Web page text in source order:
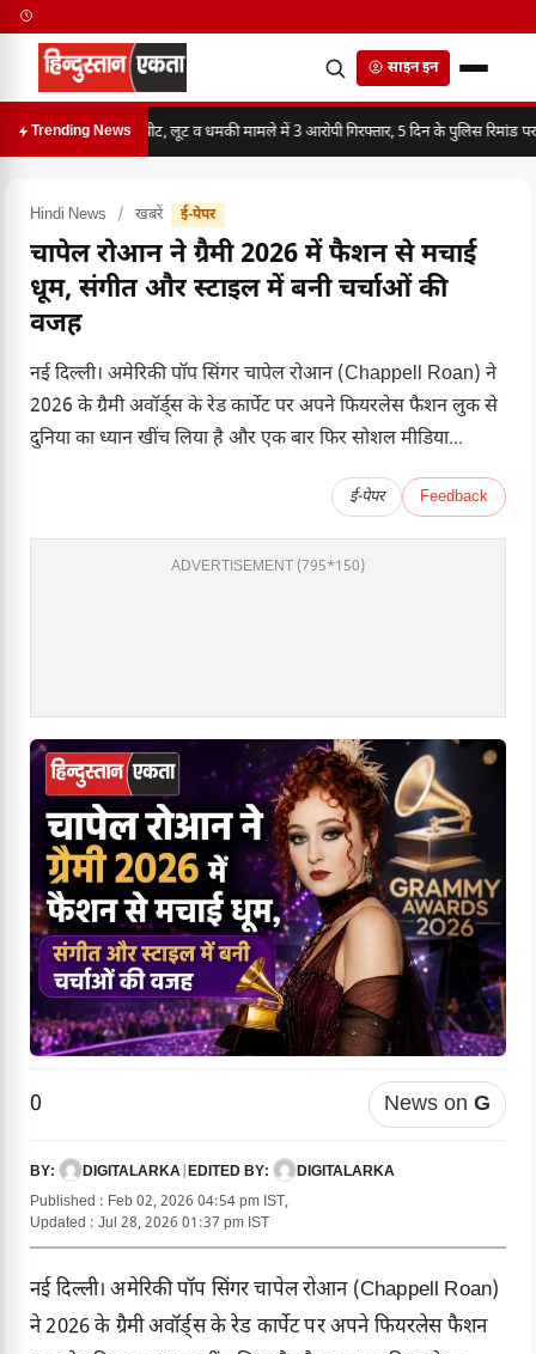
साइन इन
Trending Newsमारपीट, लूट व धमकी मामले में 3 आरोपी गिरफ्तार, 5 दिन के पुलिस रिमांड पर
Hindi News / खबरें ई-पेपर
चापेल रोआन ने ग्रैमी 2026 में फैशन से मचाई
धूम, संगीत और स्टाइल में बनी चर्चाओं की
वजह
नई दिल्ली। अमेरिकी पॉप सिंगर चापेल रोआन (Chappell Roan) ने
2026 के ग्रैमी अवॉर्ड्स के रेड कार्पेट पर अपने फियरलेस फैशन लुक से
दुनिया का ध्यान खींच लिया है और एक बार फिर सोशल मीडिया...
ई-पेपर Feedback
ADVERTISEMENT (795*150)
0 News on G
BY: DIGITALARKA EDITED BY:
DIGITALARKA
Published : Feb 02, 2026 04:54 pm IST,
Updated : Jul 28, 2026 01:37 pm IST
नई दिल्ली। अमेरिकी पॉप सिंगर चापेल रोआन (Chappell Roan)
ने 2026 के ग्रैमी अवॉर्ड्स के रेड कार्पेट पर अपने फियरलेस फैशन